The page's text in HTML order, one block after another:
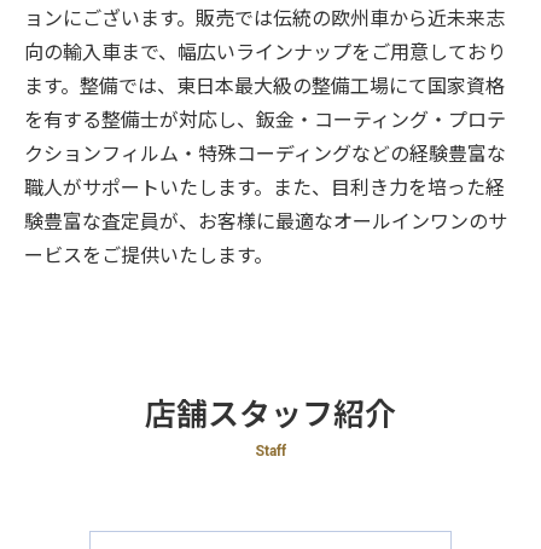
ョンにございます。販売では伝統の欧州車から近未来志
向の輸入車まで、幅広いラインナップをご用意しており
ます。整備では、東日本最大級の整備工場にて国家資格
を有する整備士が対応し、鈑金・コーティング・プロテ
クションフィルム・特殊コーディングなどの経験豊富な
職人がサポートいたします。また、目利き力を培った経
験豊富な査定員が、お客様に最適なオールインワンのサ
ービスをご提供いたします。
店舗スタッフ紹介
Staff